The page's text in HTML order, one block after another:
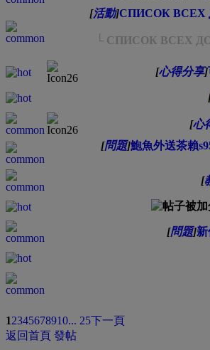
[活動]СПИСОК ВСЕХ
└ СПИСОК ВСЕХ
[心得分享]
[心
[問題]鮑魚外送茶賴
[
[問題]
12345678910... 25下一頁
返回首頁 發帖